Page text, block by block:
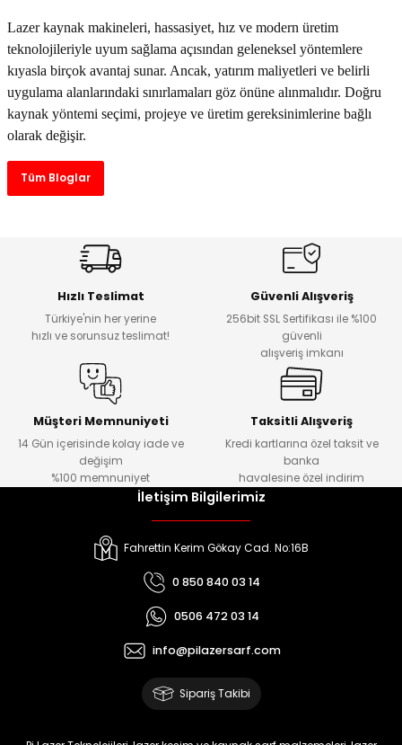
Lazer kaynak makineleri, hassasiyet, hız ve modern üretim
teknolojileriyle uyum sağlama açısından geleneksel yöntemlere
kıyasla birçok avantaj sunar. Ancak, yatırım maliyetleri ve belirli
uygulama alanlarındaki sınırlamaları göz önüne alınmalıdır. Doğru
kaynak yöntemi seçimi, projeye ve üretim gereksinimlerine bağlı
olarak değişir.
Tüm Bloglar
Hızlı Teslimat
Türkiye'nin her yerine
hızlı ve sorunsuz teslimat!
Güvenli Alışveriş
256bit SSL Sertifikası ile %100
güvenli
alışveriş imkanı
Müşteri Memnuniyeti
14 Gün içerisinde kolay iade ve
değişim
%100 memnuniyet
Taksitli Alışveriş
Kredi kartlarına özel taksit ve
banka
havalesine özel indirim
İletişim Bilgilerimiz
Fahrettin Kerim Gökay Cad. No:16B
0 850 840 03 14
0506 472 03 14
info@pilazersarf.com
Sipariş Takibi